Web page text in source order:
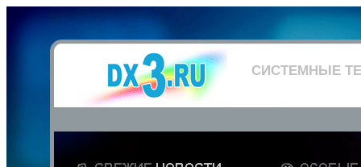
СИСТЕМНЫЕ